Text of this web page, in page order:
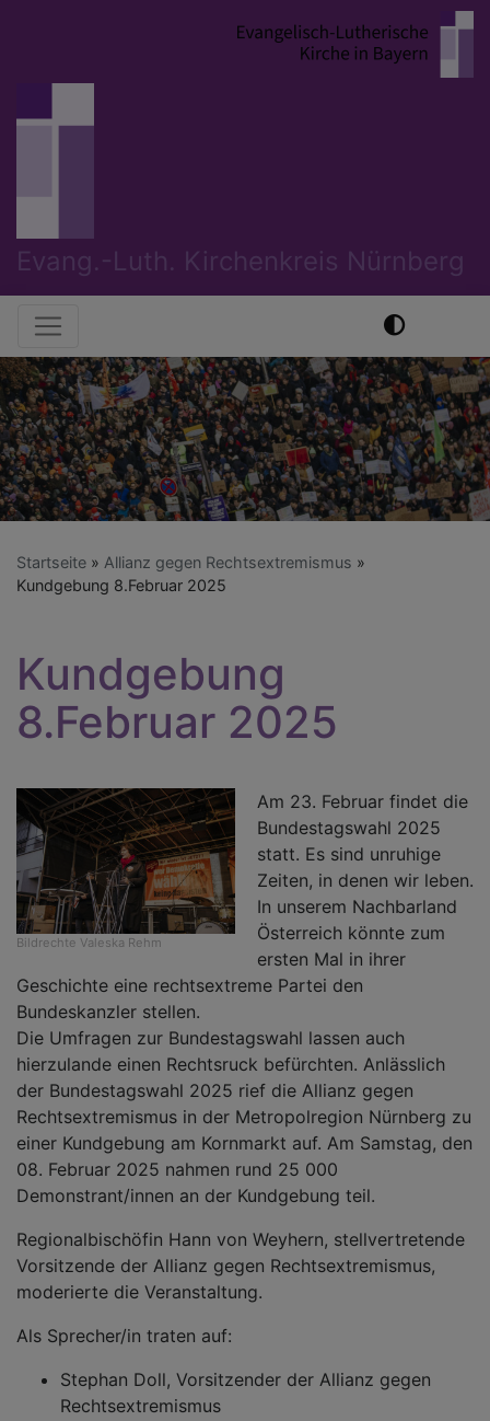
Evang.-Luth. Kirchenkreis Nürnberg
Hauptnavigation
Startseite
Allianz gegen Rechtsextremismus
Kundgebung 8.Februar 2025
Kundgebung
8.Februar 2025
Bildrechte Valeska Rehm
Am 23. Februar findet die
Bundestagswahl 2025
statt. Es sind unruhige
Zeiten, in denen wir leben.
In unserem Nachbarland
Österreich könnte zum
ersten Mal in ihrer
Geschichte eine rechtsextreme Partei den
Bundeskanzler stellen.
Die Umfragen zur Bundestagswahl lassen auch
hierzulande einen Rechtsruck befürchten. Anlässlich
der Bundestagswahl 2025 rief die Allianz gegen
Rechtsextremismus in der Metropolregion Nürnberg zu
einer Kundgebung am Kornmarkt auf. Am Samstag, den
08. Februar 2025 nahmen rund 25 000
Demonstrant/innen an der Kundgebung teil.
Regionalbischöfin Hann von Weyhern, stellvertretende
Vorsitzende der Allianz gegen Rechtsextremismus,
moderierte die Veranstaltung.
Als Sprecher/in traten auf:
Stephan Doll, Vorsitzender der Allianz gegen
Rechtsextremismus